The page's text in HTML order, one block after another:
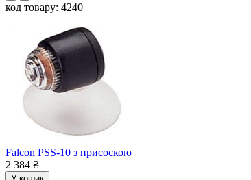
код товару: 4240
Falcon PSS-10 з присоскою
2 384 ₴